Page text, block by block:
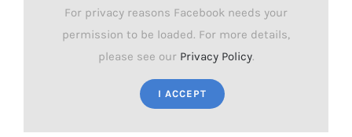
For privacy reasons Facebook needs your
permission to be loaded. For more details,
please see our Privacy Policy.
I ACCEPT